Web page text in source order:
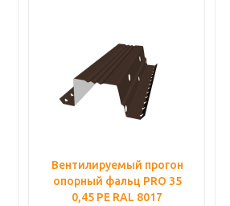
Вентилируемый прогон
опорный фальц PRO 35
0,45 PE RAL 8017